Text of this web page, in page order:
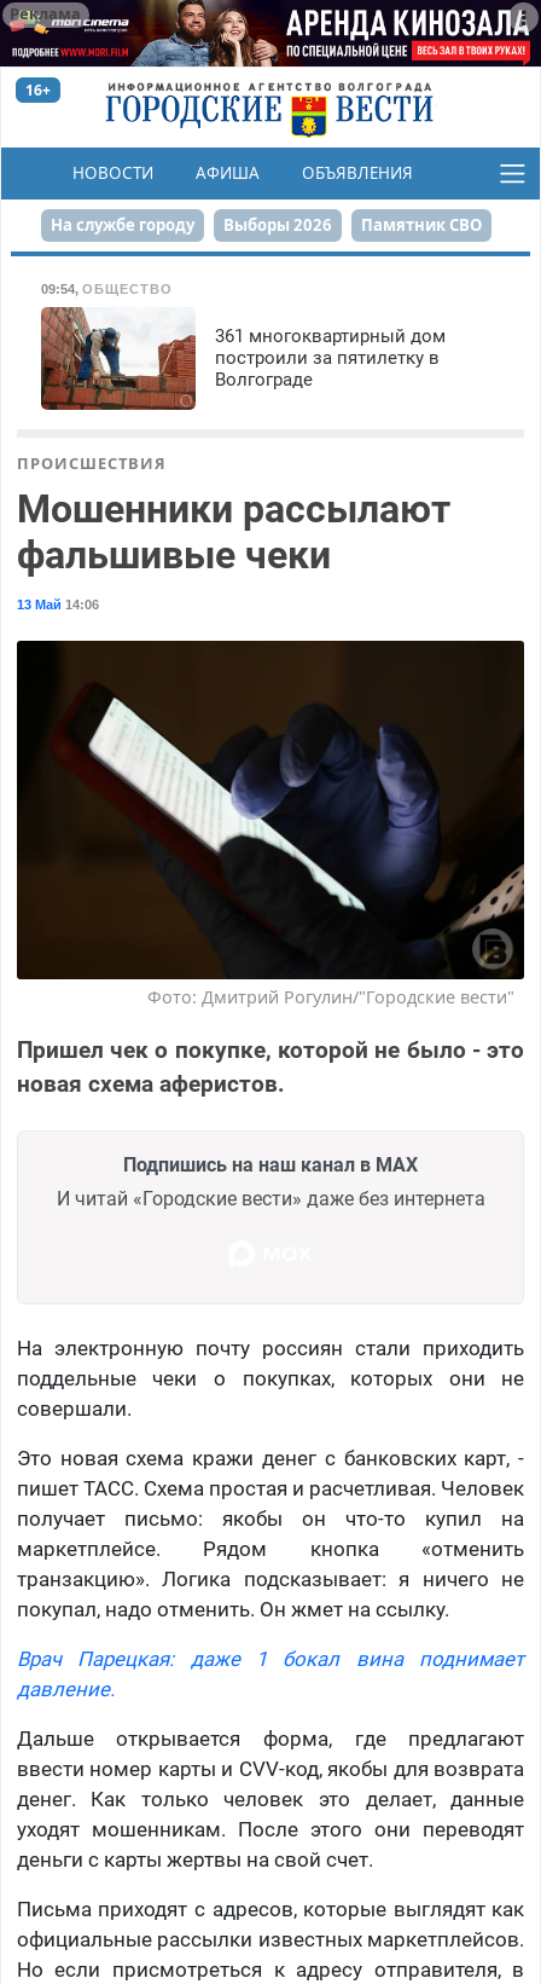
Реклама
16+
НОВОСТИ АФИША ОБЪЯВЛЕНИЯ
КОНКУРСЫ
На службе городу Выборы 2026 Памятник СВО
Набережная День Победы Реконструкция ЦПКиО
80-летие Победы Парк Героев-летчиков
09:54, ОБЩЕСТВО
361 многоквартирный дом
построили за пятилетку в
Волгограде
ПРОИСШЕСТВИЯ
Мошенники рассылают
фальшивые чеки
13 Май 14:06
Фото: Дмитрий Рогулин/"Городские вести"
Пришел чек о покупке, которой не было - это
новая схема аферистов.
Подпишись на наш канал в MAX
И читай «Городские вести» даже без интернета
На электронную почту россиян стали приходить
поддельные чеки о покупках, которых они не
совершали.
Это новая схема кражи денег с банковских карт, -
пишет ТАСС. Схема простая и расчетливая. Человек
получает письмо: якобы он что-то купил на
маркетплейсе. Рядом кнопка «отменить
транзакцию». Логика подсказывает: я ничего не
покупал, надо отменить. Он жмет на ссылку.
Врач Парецкая: даже 1 бокал вина поднимает
давление.
Дальше открывается форма, где предлагают
ввести номер карты и CVV-код, якобы для возврата
денег. Как только человек это делает, данные
уходят мошенникам. После этого они переводят
деньги с карты жертвы на свой счет.
Письма приходят с адресов, которые выглядят как
официальные рассылки известных маркетплейсов.
Но если присмотреться к адресу отправителя, в